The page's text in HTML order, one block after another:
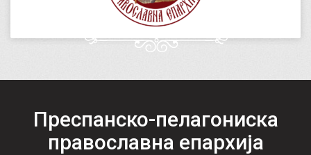
Преспанско-пелагониска
православна епархија